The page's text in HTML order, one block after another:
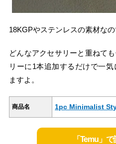
18KGPやステンレスの素材な
どんなアクセサリーと重ねて
リーに1本追加するだけで一
ますよ。
商品名 1pc Minimalist
「Temu」